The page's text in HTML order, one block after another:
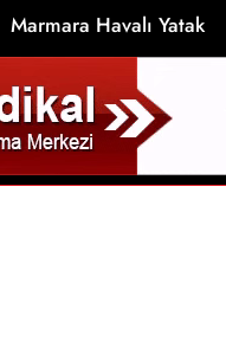
Marmara Havalı Yatak